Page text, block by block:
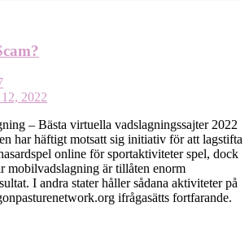
2022
– Bästa virtuella vadslagningssajter 2022
har häftigt motsatt sig initiativ för att lagstifta
online för sportaktiviteter spel, dock
mobilvadslagning är tillåten enorm
I andra stater håller sådana aktiviteter på
ifrågasätts fortfarande.